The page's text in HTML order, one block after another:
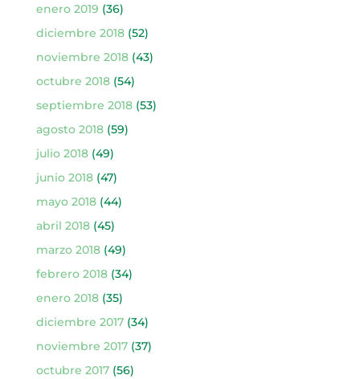
enero 2019 (36)
diciembre 2018(52)
noviembre 2018(43)
octubre 2018(54)
septiembre 2018(53)
agosto 2018(59)
julio 2018(49)
junio 2018(47)
mayo 2018(44)
abril 2018(45)
marzo 2018(49)
febrero 2018(34)
enero 2018(35)
diciembre 2017(34)
noviembre 2017(37)
octubre 2017(56)